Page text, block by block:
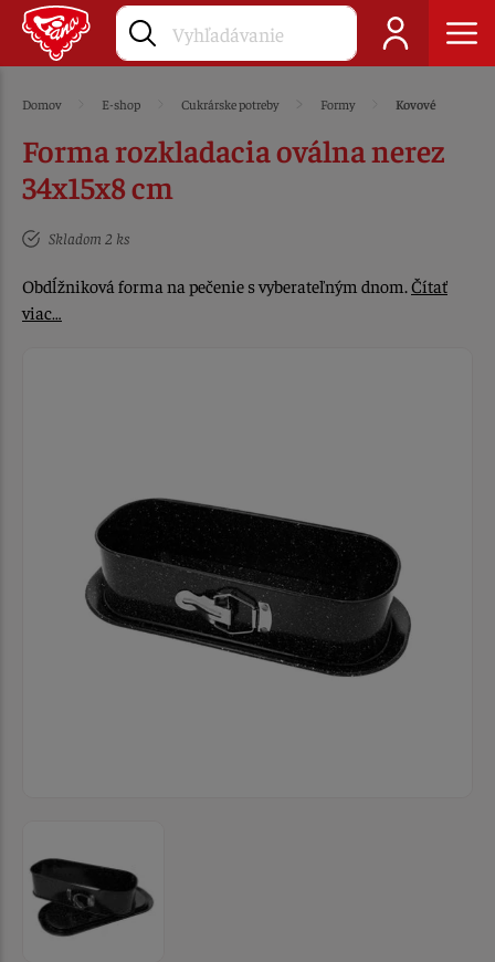
Domov E-shop Cukrárske potreby Formy Kovové
Forma rozkladacia oválna nerez
34x15x8 cm
Skladom 2 ks
Obdĺžniková forma na pečenie s vyberateľným dnom.Čítať
viac…